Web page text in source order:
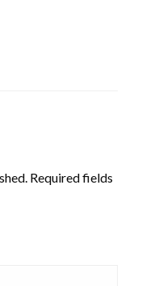
Required fields